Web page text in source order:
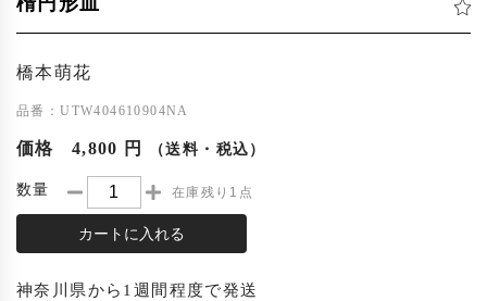
橋本萌花
品番：UTW404610904NA
価格 4,800 円 （送料・税込）
数量 在庫残り1点
カートに入れる
神奈川県から 1週間程度で発送